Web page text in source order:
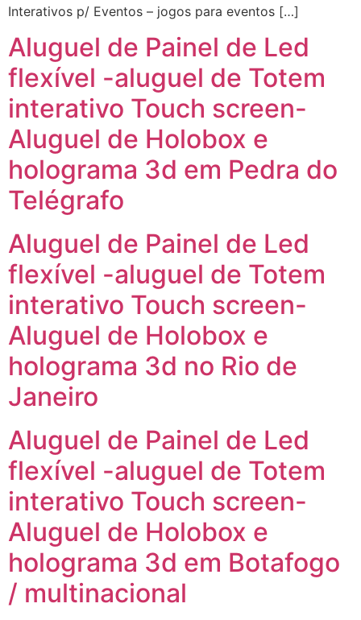
Interativos p/ Eventos – jogos para eventos […]
Aluguel de Painel de Led
flexível -aluguel de Totem
interativo Touch screen-
Aluguel de Holobox e
holograma 3d em Pedra do
Telégrafo
Aluguel de Painel de Led
flexível -aluguel de Totem
interativo Touch screen-
Aluguel de Holobox e
holograma 3d no Rio de
Janeiro
Aluguel de Painel de Led
flexível -aluguel de Totem
interativo Touch screen-
Aluguel de Holobox e
holograma 3d em Botafogo
/ multinacional